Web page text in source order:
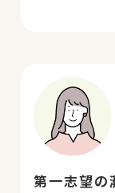
スワード、図
せられる問題
時の爽快感が
るキッカケに
きを要する手
ことができま
数の面白さを
第一志望の